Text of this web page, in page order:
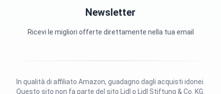
Newsletter
Ricevi le migliori offerte direttamente nella tua email
Questo sito non fa parte del sito Lidl o Lidl Stiftung & Co. KG.
In qualità di affiliato Amazon, guadagno dagli acquisti idonei.